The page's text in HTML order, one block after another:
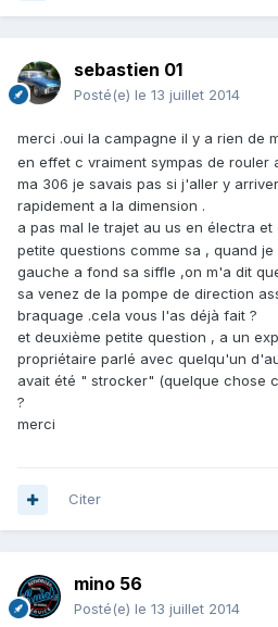
sebastien 01
Posté(e) le 13 juillet 2014
merci .oui la campagne il y a rien de
en effet c vraiment sympas de rouler
ma 306 je savais pas si j'aller y
rapidement a la dimension .
a pas mal le trajet au us en électra
petite questions comme sa , quand
gauche a fond sa siffle ,on m'a dit
sa venez de la pompe de direction
braquage .cela vous l'as déjà fait ?
et deuxième petite question , a un
propriétaire parlé avec quelqu'un
avait été " strocker" (quelque chose
?
merci
Citer
mino 56
Posté(e) le 13 juillet 2014